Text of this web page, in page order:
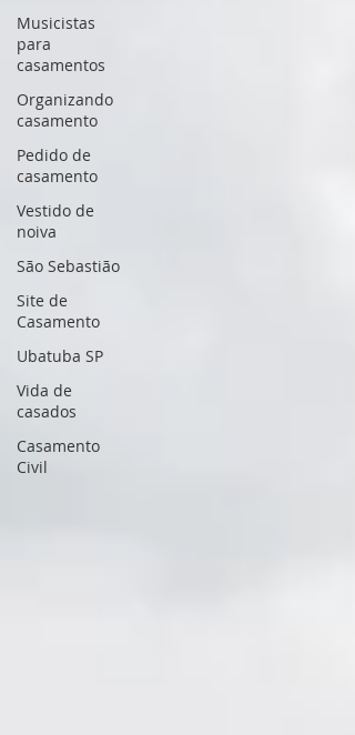
Musicistas
para
casamentos
Organizando
casamento
Pedido de
casamento
Vestido de
noiva
São Sebastião
Site de
Casamento
Ubatuba SP
Vida de
casados
Casamento
Civil